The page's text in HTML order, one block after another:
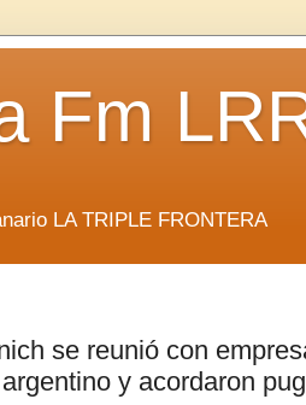
Fm
LA TRIPLE FRONTERA
se reunió con
y acordaron